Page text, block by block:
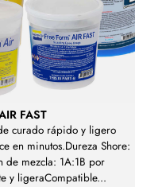
FAST
curado rápido y ligero
en minutos.Dureza Shore:
de mezcla: 1A:1B por
y ligeraCompatible...